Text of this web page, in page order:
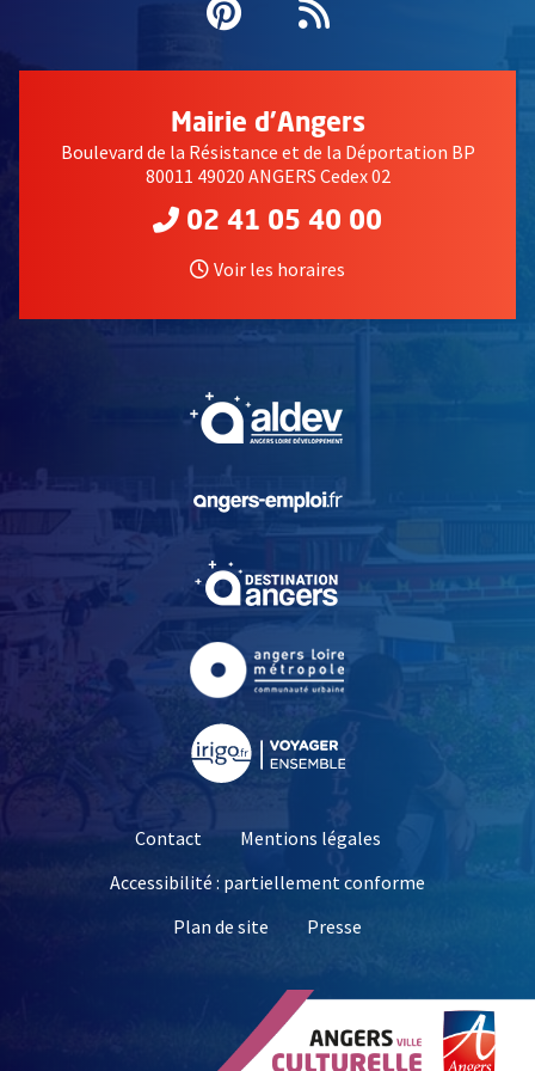
Pinterest
, Ouvre une
Flux RSS
Mairie d'Angers
Boulevard de la Résistance et de la Déportation BP
80011 49020 ANGERS Cedex 02
02 41 05 40 00
Voir les horaires
, Ouvre une nouvelle
, Ouvre une nouvelle
Contact
Mentions légales
Accessibilité : partiellement conforme
Plan de site
Presse